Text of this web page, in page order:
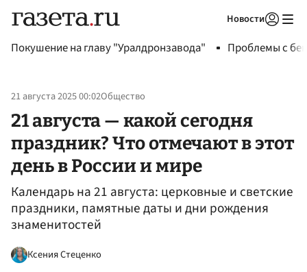
Новости
Покушение на главу "Уралдронзавода" Проблемы с
21 августа 2025 00:02Общество
21 августа — какой сегодня
праздник? Что отмечают в этот
день в России и мире
Календарь на 21 августа: церковные и светские
праздники, памятные даты и дни рождения
знаменитостей
Ксения Стеценко